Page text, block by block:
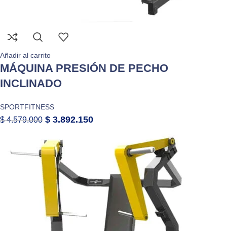
Añadir al carrito
MÁQUINA PRESIÓN DE PECHO
INCLINADO
SPORTFITNESS
$4.579.000 $ 3.892.150